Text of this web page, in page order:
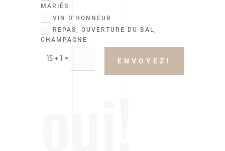
MARIÉS
VIN D'HONNEUR
REPAS, OUVERTURE DU BAL,
CHAMPAGNE
15 + 1 = ENVOYEZ!